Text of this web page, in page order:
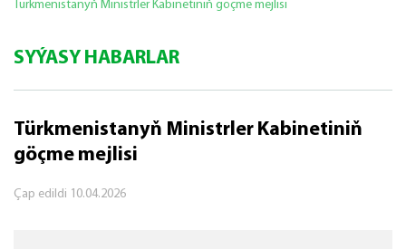
Türkmenistanyň Ministrler Kabinetiniň göçme mejlisi
SYÝASY HABARLAR
Türkmenistanyň Ministrler Kabinetiniň
göçme mejlisi
Çap edildi 10.04.2026